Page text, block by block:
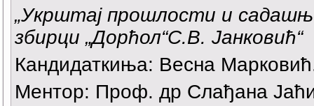
„Укрштај прошлости и
збирци „Дорћол“С.В. Јанковић“
Кандидаткиња: Весна
Ментор: Проф. др Слађана